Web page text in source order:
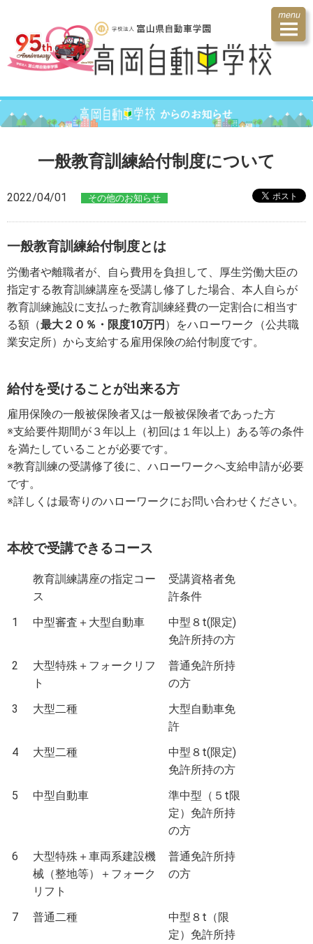
一般教育訓練給付制度について
2022/04/01 その他のお知らせ
一般教育訓練給付制度とは
労働者や離職者が、自ら費用を負担して、厚生労働大臣の
指定する教育訓練講座を受講し修了した場合、本人自らが
教育訓練施設に支払った教育訓練経費の一定割合に相当す
る額（最大２０％・限度10万円 ）をハローワーク（公共職
業安定所）から支給する雇用保険の給付制度です。
給付を受けることが出来る方
雇用保険の一般被保険者又は一般被保険者であった方
※支給要件期間が３年以上（初回は１年以上）ある等の条件
を満たしていることが必要です。
※教育訓練の受講修了後に、ハローワークへ支給申請が必要
です。
※詳しくは最寄りのハローワークにお問い合わせください。
本校で受講できるコース
教育訓練講座の指定コー
ス
受講資格者免
許条件
1
中型審査＋大型自動車
中型８t(限定)
免許所持の方
2
大型特殊＋フォークリフ
ト
普通免許所持
の方
3
大型二種
大型自動車免
許
4
大型二種
中型８t(限定)
免許所持の方
5
中型自動車
準中型（５t限
定）免許所持
の方
6
大型特殊＋車両系建設機
械（整地等）＋フォーク
リフト
普通免許所持
の方
7 普通二種
中型８t（限
定）免許所持